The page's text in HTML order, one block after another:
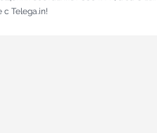
с Telega.in!